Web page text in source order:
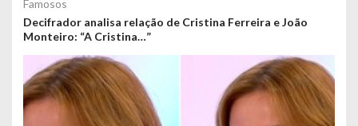
Famosos
Decifrador analisa relação de Cristina Ferreira e João
Monteiro: “A Cristina…”